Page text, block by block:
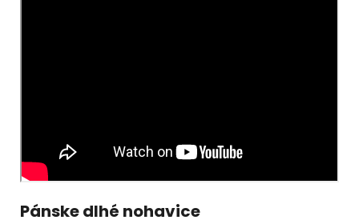
Pánske dlhé nohavice